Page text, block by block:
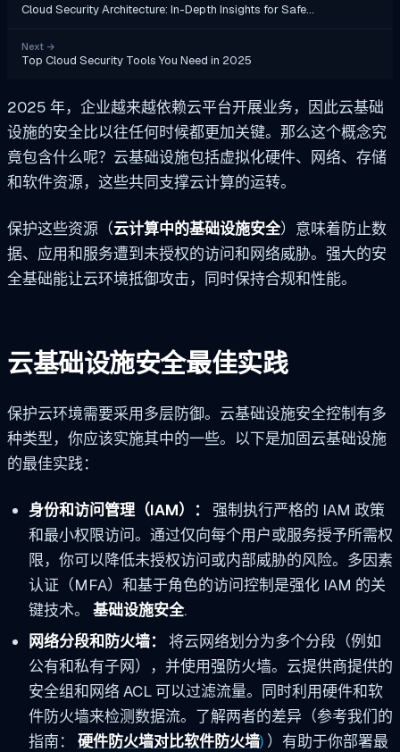
Cloud Security Architecture: In-Depth Insights for Safe…
Next →
Top Cloud Security Tools You Need in 2025
2025 年，企业越来越依赖云平台开展业务，因此云基础
设施的安全比以往任何时候都更加关键。那么这个概念究
竟包含什么呢？云基础设施包括虚拟化硬件、网络、存储
和软件资源，这些共同支撑云计算的运转。
保护这些资源（云计算中的基础设施安全）意味着防止数
据、应用和服务遭到未授权的访问和网络威胁。强大的安
全基础能让云环境抵御攻击，同时保持合规和性能。
云基础设施安全最佳实践
保护云环境需要采用多层防御。云基础设施安全控制有多
种类型，你应该实施其中的一些。以下是加固云基础设施
的最佳实践：
身份和访问管理（IAM）：
强制执行严格的 IAM 政策
和最小权限访问。通过仅向每个用户或服务授予所需权
限，你可以降低未授权访问或内部威胁的风险。多因素
认证（MFA）和基于角色的访问控制是强化 IAM 的关
键技术。 基础设施安全.
网络分段和防火墙：
将云网络划分为多个分段（例如
公有和私有子网），并使用强防火墙。云提供商提供的
安全组和网络 ACL 可以过滤流量。同时利用硬件和软
件防火墙来检测数据流。了解两者的差异（参考我们的
指南： 硬件防火墙对比软件防火墙)）有助于你部署最